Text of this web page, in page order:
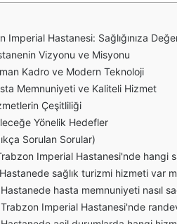
Imperial Hastanesi: Sağlığınıza
Vizyonu ve Misyonu
Kadro ve Modern Teknoloji
Memnuniyeti ve Kaliteli Hizmet
Çeşitliliği
Yönelik Hedefler
Sorulan Sorular)
Imperial Hastanesi'nde hangi
sağlık turizmi hizmeti var
hasta memnuniyeti nasıl
Imperial Hastanesi'nde